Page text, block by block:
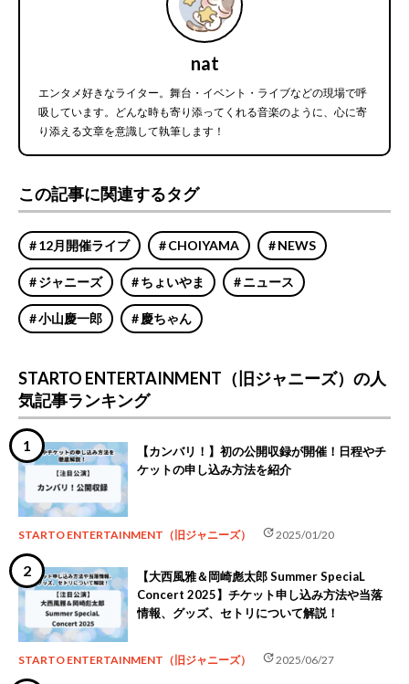
nat
エンタメ好きなライター。舞台・イベント・ライブなどの現場で呼
吸しています。どんな時も寄り添ってくれる音楽のように、心に寄
り添える文章を意識して執筆します！
この記事に関連するタグ
12月開催ライブ CHOIYAMA NEWS
ジャニーズ ちょいやま ニュース
小山慶一郎 慶ちゃん
STARTO ENTERTAINMENT（旧ジャニーズ）の人
気記事ランキング
【カンバリ！】初の公開収録が開催！日程やチ
ケットの申し込み方法を紹介
STARTO ENTERTAINMENT（旧ジャニーズ） update2025/01/20
【大西風雅＆岡崎彪太郎 Summer SpeciaL
Concert 2025】チケット申し込み方法や当落
情報、グッズ、セトリについて解説！
STARTO ENTERTAINMENT（旧ジャニーズ） update2025/06/27